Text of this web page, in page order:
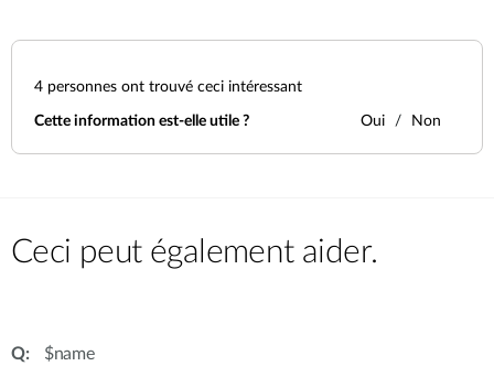
4 personnes ont trouvé ceci intéressant
Cette information est-elle utile ? Oui Non
Ceci peut également aider.
$name